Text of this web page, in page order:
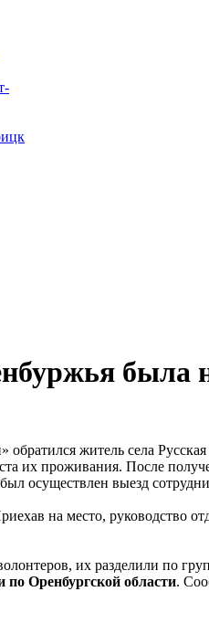
была
житель села Русская
их проживания. После
выезд
на место, руководство
их разделили по
Оренбургской области.